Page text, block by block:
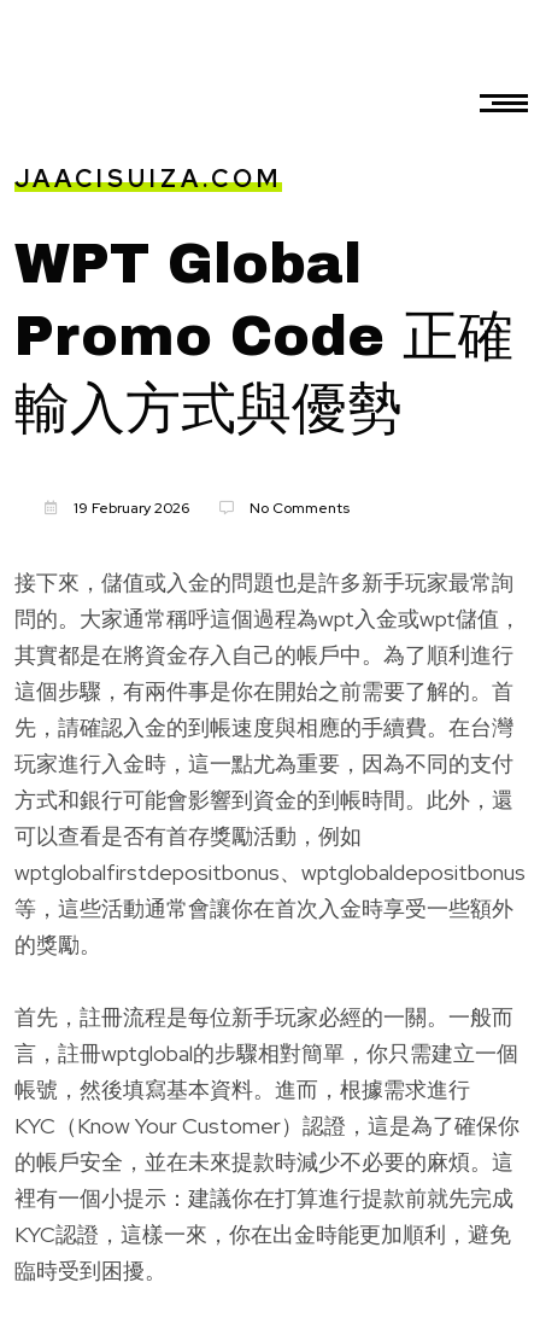
JAACISUIZA.COM
WPT Global
Promo Code 正確
輸入方式與優勢
19 February 2026 No Comments
接下來，儲值或入金的問題也是許多新手玩家最常詢
問的。大家通常稱呼這個過程為wpt入金或wpt儲值，
其實都是在將資金存入自己的帳戶中。為了順利進行
這個步驟，有兩件事是你在開始之前需要了解的。首
先，請確認入金的到帳速度與相應的手續費。在台灣
玩家進行入金時，這一點尤為重要，因為不同的支付
方式和銀行可能會影響到資金的到帳時間。此外，還
可以查看是否有首存獎勵活動，例如
wptglobalfirstdepositbonus、wptglobaldepositbonus
等，這些活動通常會讓你在首次入金時享受一些額外
的獎勵。
首先，註冊流程是每位新手玩家必經的一關。一般而
言，註冊wptglobal的步驟相對簡單，你只需建立一個
帳號，然後填寫基本資料。進而，根據需求進行
KYC（Know Your Customer）認證，這是為了確保你
的帳戶安全，並在未來提款時減少不必要的麻煩。這
裡有一個小提示：建議你在打算進行提款前就先完成
KYC認證，這樣一來，你在出金時能更加順利，避免
臨時受到困擾。